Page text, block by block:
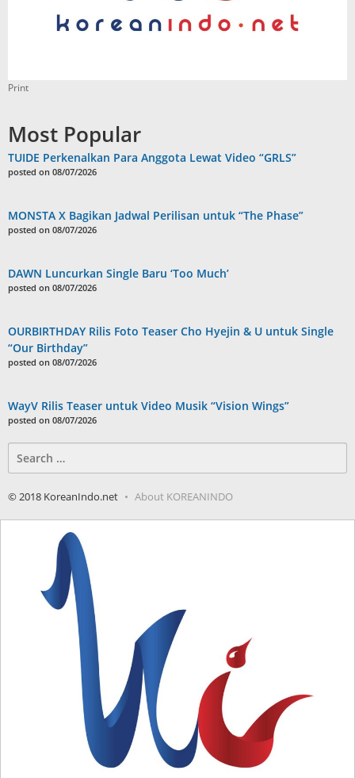
Print
Most Popular
TUIDE Perkenalkan Para Anggota Lewat Video “GRLS”
posted on 08/07/2026
MONSTA X Bagikan Jadwal Perilisan untuk “The Phase”
posted on 08/07/2026
DAWN Luncurkan Single Baru ‘Too Much’
posted on 08/07/2026
OURBIRTHDAY Rilis Foto Teaser Cho Hyejin & U untuk Single
“Our Birthday”
posted on 08/07/2026
WayV Rilis Teaser untuk Video Musik “Vision Wings”
posted on 08/07/2026
for:
© 2018 KoreanIndo.net About KOREANINDO